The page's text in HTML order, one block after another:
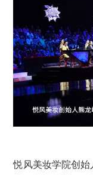
悦风美妆学院创